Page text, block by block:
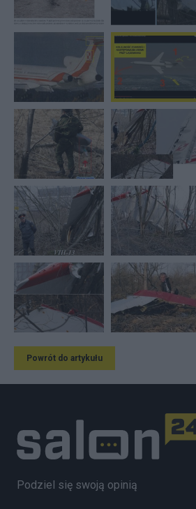
Powrót do artykułu
Podziel się swoją opinią